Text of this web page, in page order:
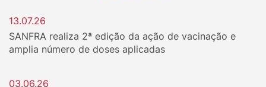
13.07.26
SANFRA realiza 2ª edição da ação de vacinação e
amplia número de doses aplicadas
03.06.26